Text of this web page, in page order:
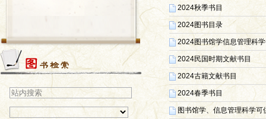
2024秋季书目
2024图书目录
2024图书馆学信息管理科
2024民国时期文献书目
2024古籍文献书目
2024春季书目
图书馆学、信息管理科学